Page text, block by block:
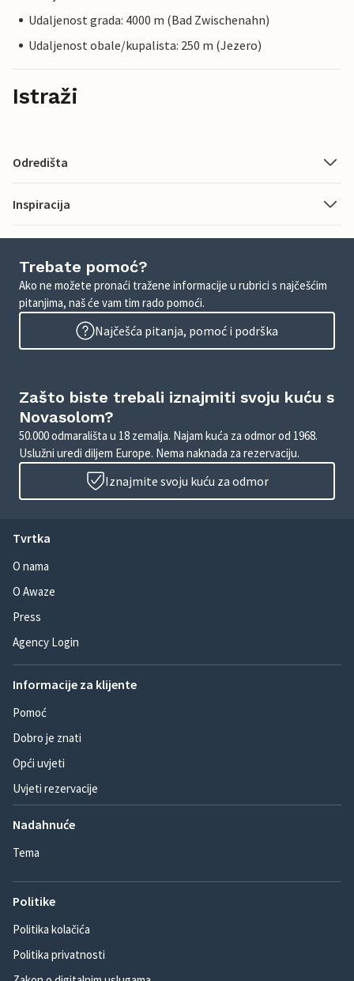
Udaljenost grada: 4000 m (Bad Zwischenahn)
Udaljenost obale/kupalista: 250 m (Jezero)
Istraži
Odredišta
Inspiracija
Trebate pomoć?
Ako ne možete pronaći tražene informacije u rubrici s najčešćim
pitanjima, naš će vam tim rado pomoći.
Najčešća pitanja, pomoć i podrška
Zašto biste trebali iznajmiti svoju kuću s
Novasolom?
50.000 odmarališta u 18 zemalja. Najam kuća za odmor od 1968.
Uslužni uredi diljem Europe. Nema naknada za rezervaciju.
Iznajmite svoju kuću za odmor
Tvrtka
O nama
O Awaze
Press
Agency Login
Informacije za klijente
Pomoć
Dobro je znati
Opći uvjeti
Uvjeti rezervacije
Nadahnuće
Tema
Politike
Politika kolačića
Politika privatnosti